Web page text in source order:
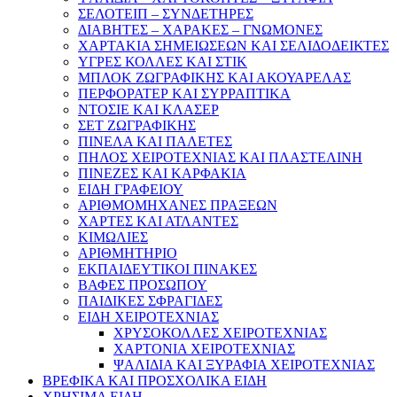
ΣΕΛΟΤΕΙΠ – ΣΥΝΔΕΤΗΡΕΣ
ΔΙΑΒΗΤΕΣ – ΧΑΡΑΚΕΣ – ΓΝΩΜΟΝΕΣ
ΧΑΡΤΑΚΙΑ ΣΗΜΕΙΩΣΕΩΝ ΚΑΙ ΣΕΛΙΔΟΔΕΙΚΤΕΣ
ΥΓΡΕΣ ΚΟΛΛΕΣ ΚΑΙ ΣΤΙΚ
ΜΠΛΟΚ ΖΩΓΡΑΦΙΚΗΣ ΚΑΙ ΑΚΟΥΑΡΕΛΑΣ
ΠΕΡΦΟΡΑΤΕΡ ΚΑΙ ΣΥΡΡΑΠΤΙΚΑ
ΝΤΟΣΙΕ ΚΑΙ ΚΛΑΣΕΡ
ΣΕΤ ΖΩΓΡΑΦΙΚΗΣ
ΠΙΝΕΛΑ ΚΑΙ ΠΑΛΕΤΕΣ
ΠΗΛΟΣ ΧΕΙΡΟΤΕΧΝΙΑΣ ΚΑΙ ΠΛΑΣΤΕΛΙΝΗ
ΠΙΝΕΖΕΣ ΚΑΙ ΚΑΡΦΑΚΙΑ
ΕΙΔΗ ΓΡΑΦΕΙΟΥ
ΑΡΙΘΜΟΜΗΧΑΝΕΣ ΠΡΑΞΕΩΝ
ΧΑΡΤΕΣ ΚΑΙ ΑΤΛΑΝΤΕΣ
ΚΙΜΩΛΙΕΣ
ΑΡΙΘΜΗΤΗΡΙΟ
ΕΚΠΑΙΔΕΥΤΙΚΟΙ ΠΙΝΑΚΕΣ
ΒΑΦΕΣ ΠΡΟΣΩΠΟΥ
ΠΑΙΔΙΚΕΣ ΣΦΡΑΓΙΔΕΣ
ΕΙΔΗ ΧΕΙΡΟΤΕΧΝΙΑΣ
ΧΡΥΣΟΚΟΛΛΕΣ ΧΕΙΡΟΤΕΧΝΙΑΣ
ΧΑΡΤΟΝΙΑ ΧΕΙΡΟΤΕΧΝΙΑΣ
ΨΑΛΙΔΙΑ ΚΑΙ ΞΥΡΑΦΙΑ ΧΕΙΡΟΤΕΧΝΙΑΣ
ΒΡΕΦΙΚΑ ΚΑΙ ΠΡΟΣΧΟΛΙΚΑ ΕΙΔΗ